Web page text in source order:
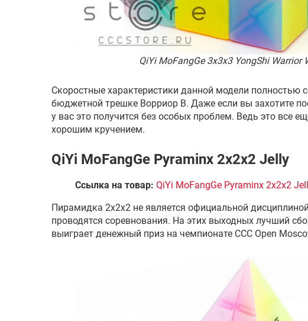
QiYi MoFangGe 3x3x3 YongShi Warrior
Скоростные характеристики данной модели полностью
бюджетной трешке Ворриор В. Даже если вы захотите
у вас это получится без особых проблем. Ведь это все
хорошим кручением.
QiYi MoFangGe Pyraminx 2x2x2 Jelly
Ссылка на товар: QiYi MoFangGe Pyraminx 2x2x2
Пирамидка 2х2х2 не является официальной
проводятся соревнования. На этих выходных лучший
выиграет денежный приз на чемпионате CCC Open